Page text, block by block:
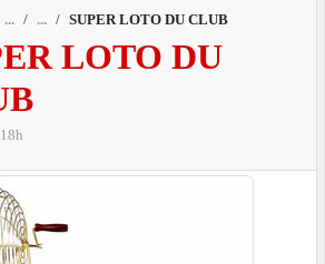
SUPER LOTO DU CLUB
LOTO DU